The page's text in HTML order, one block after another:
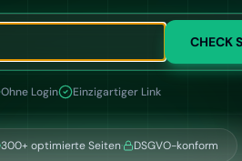
CHECK
Ohne Login Einzigartiger Link
300+ optimierte Seiten· DSGVO-konform